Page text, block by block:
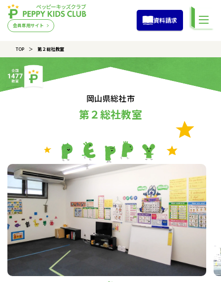
会員専用サイト
資料請求
TOP 第２総社教室
岡山県総社市
第２総社教室